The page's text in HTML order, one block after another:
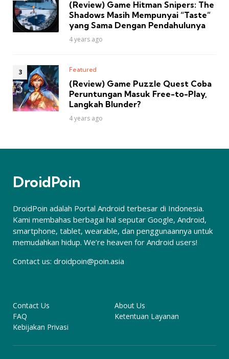
(Review) Game Hitman Snipers: The
Shadows Masih Mempunyai “Taste”
yang Sama Dengan Pendahulunya
4 years ago
Featured
(Review) Game Puzzle Quest Coba
Peruntungan Masuk Free-to-Play,
Langkah Blunder?
4 years ago
DroidPoin
DroidPoin adalah Portal Android terbesar di Indonesia.
Kami membahas berbagai hal seputar Google, Android,
smartphone, tablet, wearable, dan penggunaannya untuk
memudahkan hidup. We’re heaven for Android users!
Contact us: droidpoin@poin.asia
Contact Us
About Us
FAQ
Ketentuan Layanan
Kebijakan Privasi